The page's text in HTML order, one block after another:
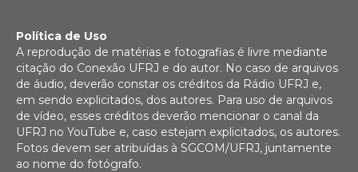
Política de Uso
A reprodução de matérias e fotografias é livre mediante
citação do Conexão UFRJ e do autor. No caso de arquivos
de áudio, deverão constar os créditos da Rádio UFRJ e,
em sendo explicitados, dos autores. Para uso de arquivos
de vídeo, esses créditos deverão mencionar o canal da
UFRJ no YouTube e, caso estejam explicitados, os autores.
Fotos devem ser atribuídas à SGCOM/UFRJ, juntamente
ao nome do fotógrafo.